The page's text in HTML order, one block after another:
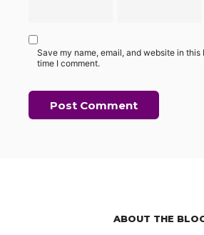
Save my name, email, and website in
time I comment.
ABOUT THE